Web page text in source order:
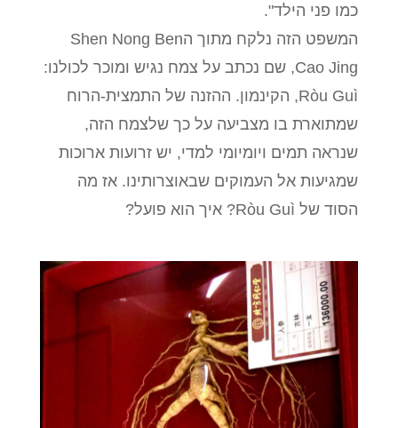
כמו פני הילד".
המשפט הזה נלקח מתוך הShen Nong Ben
Cao Jing, שם נכתב על צמח נגיש ומוכר לכולנו:
Ròu Guì, הקינמון. ההזנה של התמצית-הרוח
שמתוארת בו מצביעה על כך שלצמח הזה,
שנראה תמים ויומיומי למדי, יש זרועות ארוכות
שמגיעות אל העמוקים שבאוצרותינו. אז מה
הסוד של Ròu Guì? איך הוא פועל?